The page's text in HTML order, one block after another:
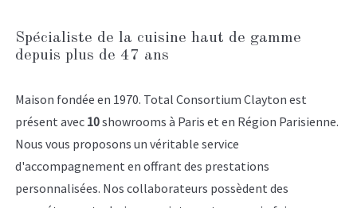
Spécialiste de la cuisine haut de gamme
depuis plus de 47 ans
Maison fondée en 1970. Total Consortium Clayton est
présent avec 10showrooms à Paris et en Région Parisienne.
Nous vous proposons un véritable service
d'accompagnement en offrant des prestations
personnalisées. Nos collaborateurs possèdent des